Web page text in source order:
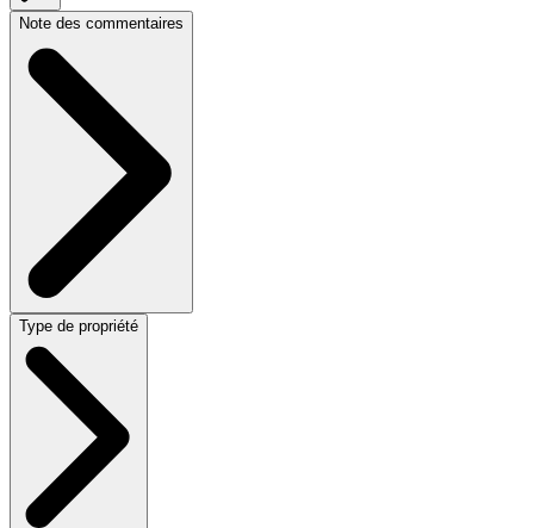
Note des commentaires
Type de propriété